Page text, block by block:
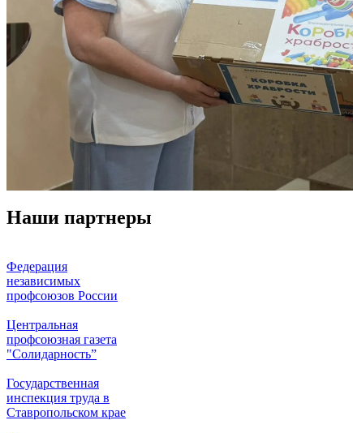
Наши партнеры
Федерация
независимых
профсоюзов России
Центральная
профсоюзная газета
"Солидарность”
Государственная
инспекция труда в
Ставропольском крае